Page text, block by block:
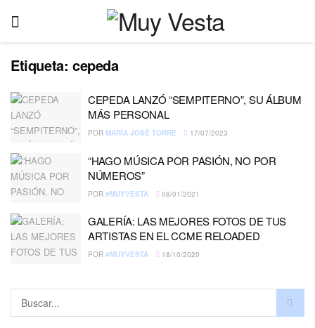
Etiqueta: cepeda
CEPEDA LANZÓ “SEMPITERNO”, SU ÁLBUM
MÁS PERSONAL
POR MARÍA JOSÉ TORRE 17/07/2023
“HAGO MÚSICA POR PASIÓN, NO POR
NÚMEROS”
POR #MUYVESTA 08/01/2021
GALERÍA: LAS MEJORES FOTOS DE TUS
ARTISTAS EN EL CCME RELOADED
POR #MUYVESTA 18/10/2020